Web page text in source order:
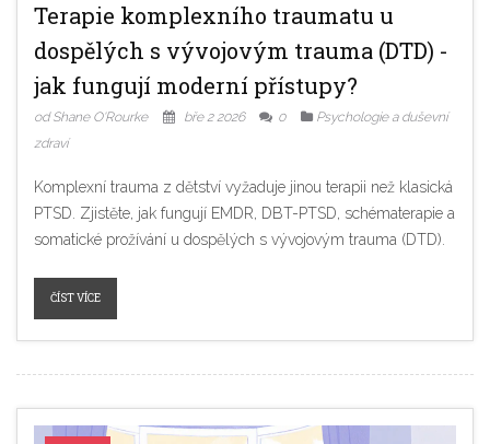
Terapie komplexního traumatu u
dospělých s vývojovým trauma (DTD) -
jak fungují moderní přístupy?
od Shane O'Rourke bře 2 2026 0
Psychologie a duševní
zdraví
Komplexní trauma z dětství vyžaduje jinou terapii než klasická
PTSD. Zjistěte, jak fungují EMDR, DBT-PTSD, schématerapie a
somatické prožívání u dospělých s vývojovým trauma (DTD).
ČÍST VÍCE